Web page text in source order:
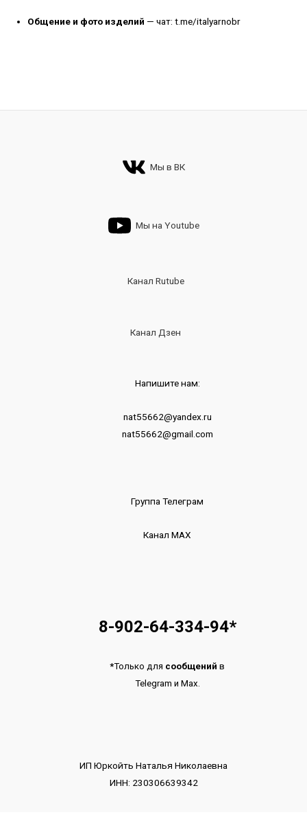
Общение и фото изделий — чат: t.me/italyarnobr
Мы в ВК
Мы на Youtube
Канал Rutube
Канал Дзен
Напишите нам:
nat55662@yandex.ru
nat55662@gmail.com
Группа Телеграм
Канал МАХ
8-902-64-334-94*
*Только для сообщений в
Telegram и Max.
ИП Юркойть Наталья Николаевна
ИНН: 230306639342